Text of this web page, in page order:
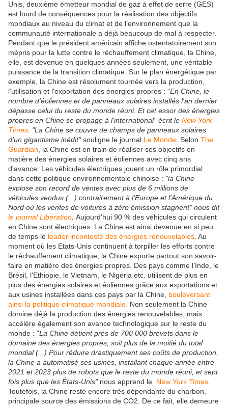
Unis, deuxième émetteur mondial de gaz à effet de serre (GES)
est lourd de conséquences pour la réalisation des objectifs
mondiaux au niveau du climat et de l’environnement que la
communauté internationale a déjà beaucoup de mal à respecter.
Pendant que le président américain affiche ostentatoirement son
mépris pour la lutte contre le réchauffement climatique, la Chine,
elle, est devenue en quelques années seulement, une véritable
puissance de la transition climatique. Sur le plan énergétique par
exemple, la Chine est résolument tournée vers la production,
l'utilisation et l'exportation des énergies propres : "En Chine, le
nombre d'éoliennes et de panneaux solaires installés l'an dernier
dépasse celui du reste du monde réuni. Et cet essor des énergies
propres en Chine se propage à l'international" écrit le New York
Times . "La Chine se couvre de champs de panneaux solaires
d’un gigantisme inédit"souligne le journal Le Monde . Selon The
Guardian , la Chine est en train de réaliser ses objectifs en
matière des énergies solaires et éoliennes avec cinq ans
d'avance. Les véhicules électriques jouent un rôle primordial
dans cette politique environnementale chinoise : "la Chine
explose son record de ventes avec plus de 6 millions de
véhicules vendus (...) contrairement à l'Europe et l'Amérique du
Nord où les ventes de voitures à zéro émission stagnent" nous dit
le journal Libération Aujourd'hui 90 % des véhicules qui circulent
en Chine sont électriques. La Chine est ainsi devenue en si peu
de temps le leader incontesté des énergies renouvelables . Au
moment où les Etats-Unis continuent à torpiller les efforts contre
le réchauffement climatique, la Chine exporte partout son savoir-
faire en matière des énergies propres. Des pays comme l'Inde, le
Brésil, l'Ethiopie, le Vietnam, le Nigeria etc. utilisent de plus en
plus des énergies solaires et éoliennes grâce aux exportations et
aux usines installées dans ces pays par la Chine, bouleversant
ainsi la politique climatique mondiale. Non seulement la Chine
domine déjà la production des énergies renouvelables, mais
accélère également son avance technologique sur le reste du
monde : "La Chine détient près de 700 000 brevets dans le
domaine des énergies propres, soit plus de la moitié du total
mondial (...) Pour réduire drastiquement ses coûts de production,
la Chine a automatisé ses usines, installant chaque année entre
2021 et 2023 plus de robots que le reste du monde réuni, et sept
fois plus que les États-Unis" nous apprend le New York Times
Toutefois, la Chine reste encore très dépendante du charbon,
principale source des émissions de CO2. De ce fait, elle demeure